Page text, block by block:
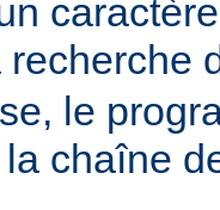
recherche
le
chaîne